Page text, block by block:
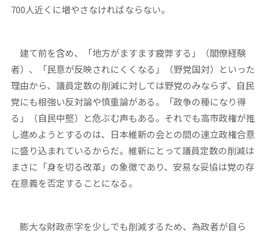
700人近くに増やさなければならない。
建て前を含め、「地方がますます疲弊する」（閣僚経験
者）、「民意が反映されにくくなる」（野党国対）といった
理由から、議員定数の削減に対しては野党のみならず、自民
党にも根強い反対論や慎重論がある。「政争の種になり得
る」（自民中堅）と危ぶむ声もある。それでも高市政権が推
し進めようとするのは、日本維新の会との間の連立政権合意
に盛り込まれているからだ。維新にとって議員定数の削減は
まさに「身を切る改革」の象徴であり、安易な妥協は党の存
在意義を否定することになる。
膨大な財政赤字を少しでも削減するため、為政者が自ら